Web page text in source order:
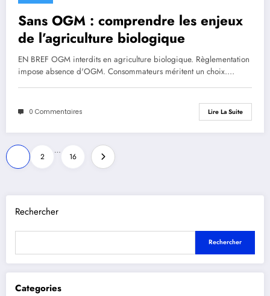
Sans OGM : comprendre les enjeux
de l’agriculture biologique
EN BREF OGM interdits en agriculture biologique. Règlementation
impose absence d'OGM. Consommateurs méritent un choix.…
0 Commentaires Lire La Suite
Pagination
des
publications
2
…
16
Rechercher
Rechercher
Categories